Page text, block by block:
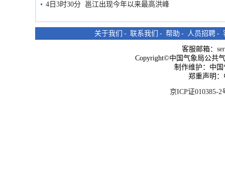
4日3时30分 邕江出现今年以来最高洪峰
关于我们 - 联系我们 - 帮助 - 人员招聘 -
客服邮箱：
Copyright©中国气象局公共
制作维护：中
郑重声明
京ICP证010385-2